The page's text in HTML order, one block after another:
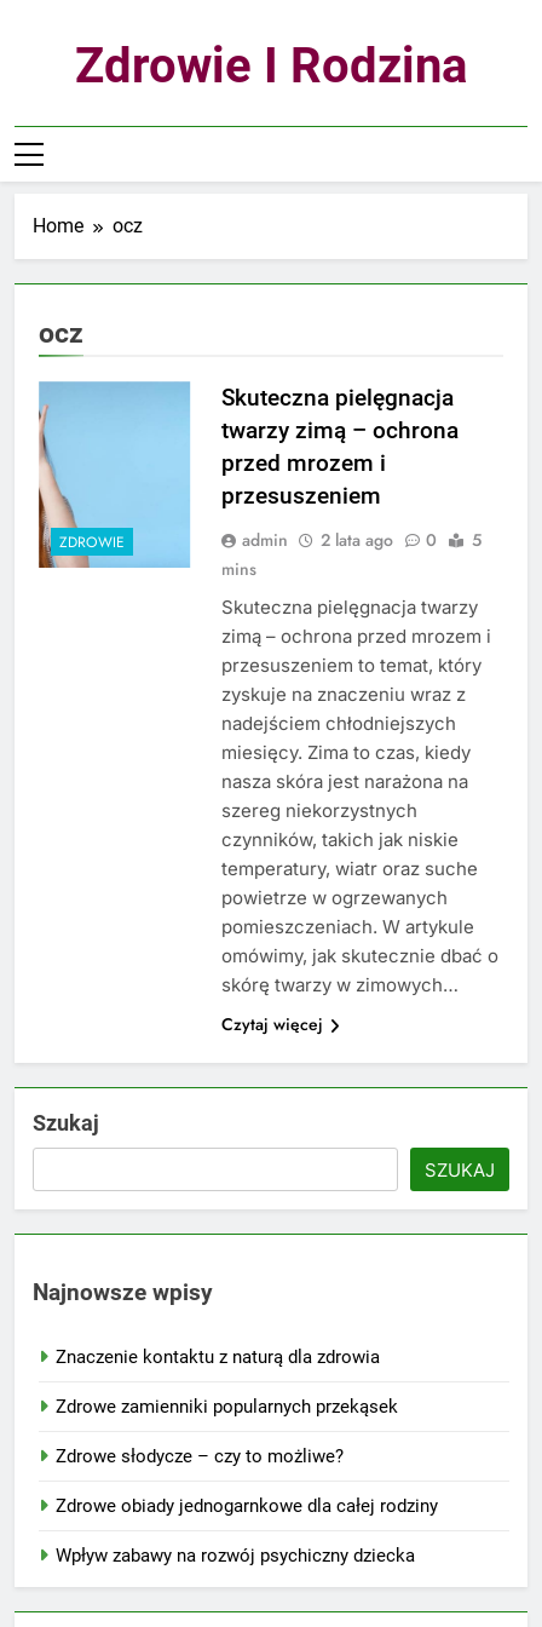
Zdrowie I Rodzina
Home ocz
ocz
ZDROWIE
Skuteczna pielęgnacja
twarzy zimą – ochrona
przed mrozem i
przesuszeniem
admin 2 lata ago 0
5
mins
Skuteczna pielęgnacja twarzy
zimą – ochrona przed mrozem i
przesuszeniem to temat, który
zyskuje na znaczeniu wraz z
nadejściem chłodniejszych
miesięcy. Zima to czas, kiedy
nasza skóra jest narażona na
szereg niekorzystnych
czynników, takich jak niskie
temperatury, wiatr oraz suche
powietrze w ogrzewanych
pomieszczeniach. W artykule
omówimy, jak skutecznie dbać o
skórę twarzy w zimowych…
Czytaj więcej
Szukaj
SZUKAJ
Najnowsze wpisy
Znaczenie kontaktu z naturą dla zdrowia
Zdrowe zamienniki popularnych przekąsek
Zdrowe słodycze – czy to możliwe?
Zdrowe obiady jednogarnkowe dla całej rodziny
Wpływ zabawy na rozwój psychiczny dziecka